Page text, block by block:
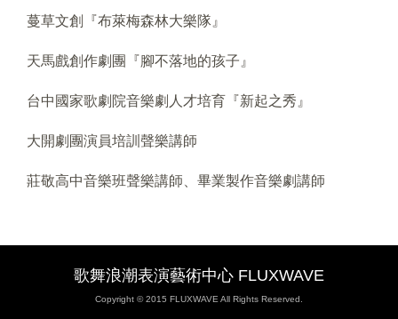
蔓草文創『布萊梅森林大樂隊』
天馬戲創作劇團『腳不落地的孩子』
台中國家歌劇院音樂劇人才培育『新起之秀』
大開劇團演員培訓聲樂講師
莊敬高中音樂班聲樂講師、畢業製作音樂劇講師
歌舞浪潮表演藝術中心 FLUXWAVE
Copyright © 2015 FLUXWAVE All Rights Reserved.